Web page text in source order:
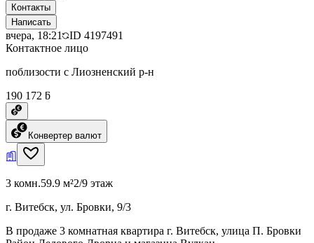
Контакты
Написать
вчера, 18:21 ID 4197491
Контактное лицо
поблизости с Лиозненский р-н
190 172 ƃ
Конвертер валют
3 комн.59.9 м²2/9 этаж
г. Витебск, ул. Бровки, 9/3
В продаже 3 комнатная квартира г. Витебск, улица П. Бровки